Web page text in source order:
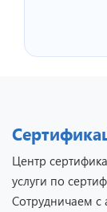
Центр
услуги по
Сотрудничаем